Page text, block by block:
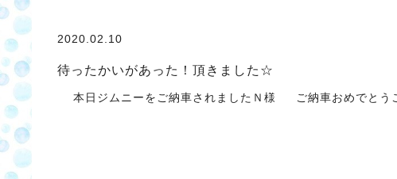
2020.02.10
待ったかいがあった！頂きました☆
本日ジムニーをご納車されましたＮ様 ご納車おめでとう